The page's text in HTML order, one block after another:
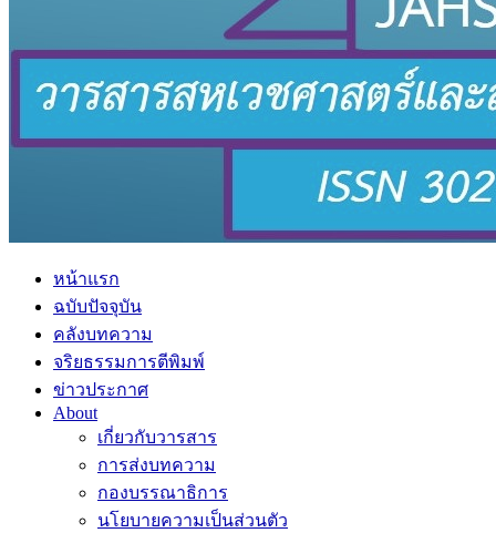
หน้าแรก
ฉบับปัจจุบัน
คลังบทความ
จริยธรรมการตีพิมพ์
ข่าวประกาศ
About
เกี่ยวกับวารสาร
การส่งบทความ
กองบรรณาธิการ
นโยบายความเป็นส่วนตัว